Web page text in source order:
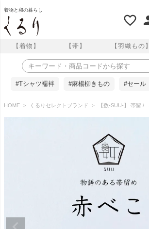
着物と和の暮らし
【着物】 【帯】 【羽織もの】
#Tシャツ襦袢 #麻楊柳きもの #セール
HOME くるりセレクトブランド 【数-SUU-】 帯留 / 赤べこ